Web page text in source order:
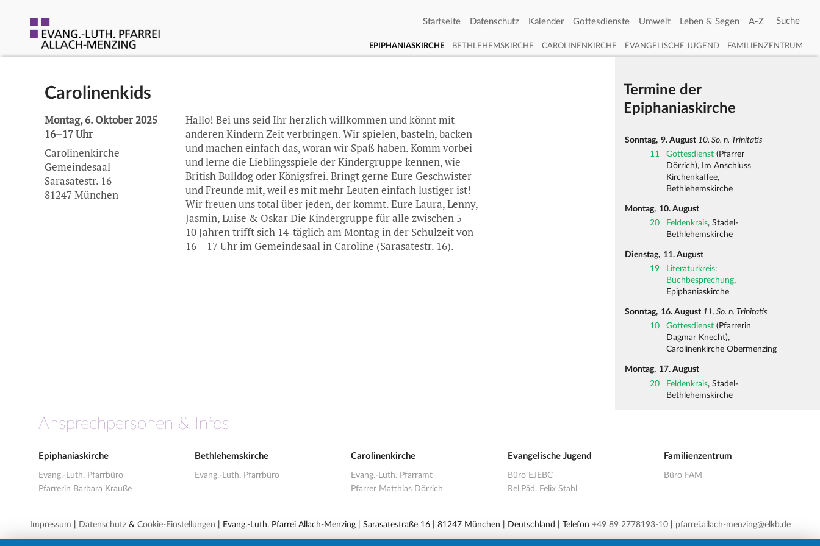
Startseite Datenschutz Kalender Gottesdienste Umwelt Leben & Segen A-Z
EPIPHANIASKIRCHE BETHLEHEMSKIRCHE CAROLINENKIRCHE EVANGELISCHE JUGEND FAMILIENZENTRUM
Carolinenkids
Hallo! Bei uns seid Ihr herzlich willkommen und könnt mit
anderen Kindern Zeit verbringen. Wir spielen, basteln, backen
und machen einfach das, woran wir Spaß haben. Komm vorbei
und lerne die Lieblingsspiele der Kindergruppe kennen, wie
British Bulldog oder Königsfrei. Bringt gerne Eure Geschwister
und Freunde mit, weil es mit mehr Leuten einfach lustiger ist!
Wir freuen uns total über jeden, der kommt. Eure Laura, Lenny,
Jasmin, Luise & Oskar Die Kindergruppe für alle zwischen 5 –
10 Jahren trifft sich 14-täglich am Montag in der Schulzeit von
16 – 17 Uhr im Gemeindesaal in Caroline (Sarasatestr. 16).
Montag, 6. Oktober 2025
16–17 Uhr
Carolinenkirche
Gemeindesaal
Sarasatestr. 16
81247 München
Termine der
Epiphaniaskirche
Sonntag, 9. August 10. So. n. Trinitatis
11
Gottesdienst (Pfarrer
Dörrich), Im Anschluss
Kirchenkaffee,
Bethlehemskirche
Montag, 10. August
20
Feldenkrais, Stadel-
Bethlehemskirche
Dienstag, 11. August
19
Literaturkreis:
Buchbesprechung,
Epiphaniaskirche
Sonntag, 16. August 11. So. n. Trinitatis
10
Gottesdienst (Pfarrerin
Dagmar Knecht),
Carolinenkirche Obermenzing
Montag, 17. August
20
Feldenkrais, Stadel-
Bethlehemskirche
Ansprechpersonen & Infos
Epiphaniaskirche
Evang.-Luth. Pfarrbüro
Pfarrerin Barbara Krauße
Bethlehemskirche
Evang.-Luth. Pfarrbüro
Carolinenkirche
Evang.-Luth. Pfarramt
Pfarrer Matthias Dörrich
Evangelische Jugend
Büro EJEBC
Rel.Päd. Felix Stahl
Familienzentrum
Büro FAM
Impressum Datenschutz & Cookie-Einstellungen | Evang.-Luth. Pfarrei Allach-Menzing | Sarasatestraße 16 | 81247 München | Deutschland | Telefon +49 89 2778193-10 pfarrei.allach-menzing@elkb.de